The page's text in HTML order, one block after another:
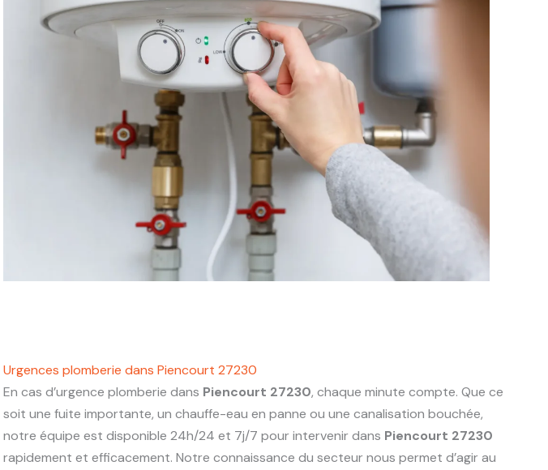
Urgences plomberie dans Piencourt 27230
En cas d’urgence plomberie dans Piencourt 27230, chaque minute compte. Que ce
soit une fuite importante, un chauffe-eau en panne ou une canalisation bouchée,
notre équipe est disponible 24h/24 et 7j/7 pour intervenir dans Piencourt 27230
rapidement et efficacement. Notre connaissance du secteur nous permet d’agir au